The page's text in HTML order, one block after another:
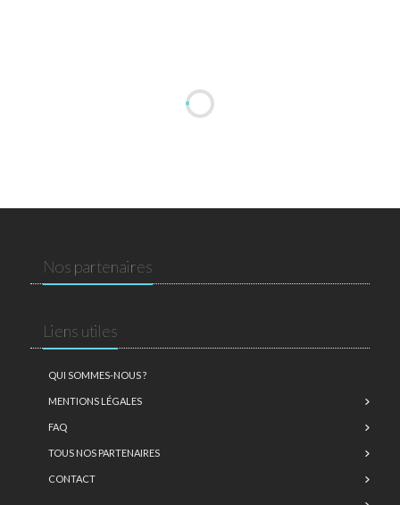
Nos partenaires
Liens utiles
QUI SOMMES-NOUS ?
MENTIONS LÉGALES
FAQ
TOUS NOS PARTENAIRES
CONTACT